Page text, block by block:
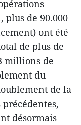
plus de 90.000
ont été
de plus de
millions de
du
de la
désormais